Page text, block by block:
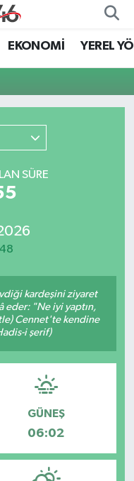
EKONOMİ YEREL
SÜRE
kardeşini ziyaret
eder: "Ne iyi yaptın,
Cennet'te kendine
i şerif)
GÜNEŞ
06:02